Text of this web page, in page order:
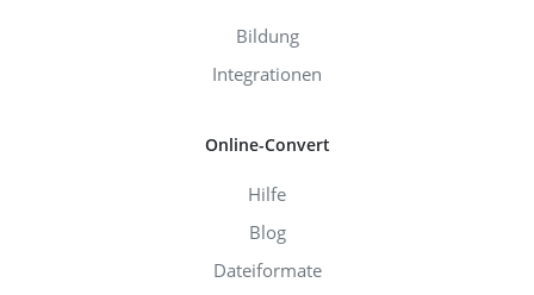
Bildung
Integrationen
Online-Convert
Hilfe
Blog
Dateiformate